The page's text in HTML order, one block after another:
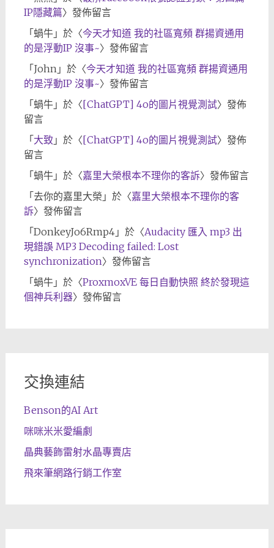
IP隱藏篇〉發佈留言
「蝸牛」於〈今天才知道 我的社區寬頻 群揚資通用
的是浮動IP 沒事~〉發佈留言
「John 」於〈今天才知道 我的社區寬頻 群揚資通用
的是浮動IP 沒事~〉發佈留言
「蝸牛」於〈[ChatGPT] 4o的圖片視覺測試〉發佈
留言
「大致 」於〈[ChatGPT] 4o的圖片視覺測試〉發佈
留言
「蝸牛」於〈嘉里大榮根本不理你的客訴〉發佈留言
「去你的嘉里大榮 」於〈嘉里大榮根本不理你的客
訴〉發佈留言
「DonkeyJo6Rmp4」於〈Audacity 匯入 mp3 出
現錯誤 MP3 Decoding failed: Lost
synchronization〉發佈留言
「蝸牛」於〈ProxmoxVE 每日自動快照 終於發現這
個神兵利器〉發佈留言
交換連結
Benson的AI Art
咪咪米米愛編劇
晶典藝飾雷射水晶專賣店
飛來筆網路行銷工作室